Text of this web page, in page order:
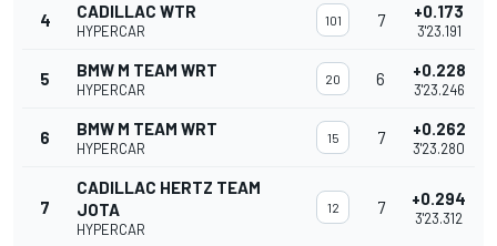
4 CADILLAC WTR
HYPERCAR
101 7 +0.173
3'23.191
5 BMW M TEAM WRT
HYPERCAR
20 6 +0.228
3'23.246
6 BMW M TEAM WRT
HYPERCAR
15 7 +0.262
3'23.280
7
CADILLAC HERTZ TEAM
JOTA
HYPERCAR
12 7 +0.294
3'23.312